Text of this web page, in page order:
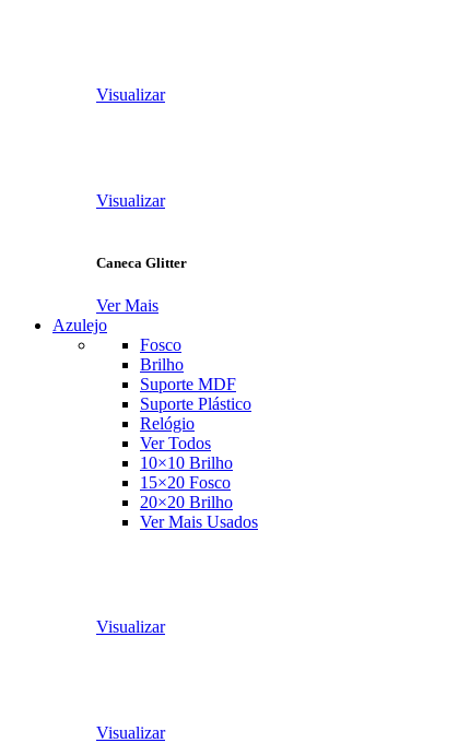
Visualizar
Visualizar
Caneca Glitter
Ver Mais
Azulejo
Fosco
Brilho
Suporte MDF
Suporte Plástico
Relógio
Ver Todos
10×10 Brilho
15×20 Fosco
20×20 Brilho
Ver Mais Usados
Visualizar
Visualizar